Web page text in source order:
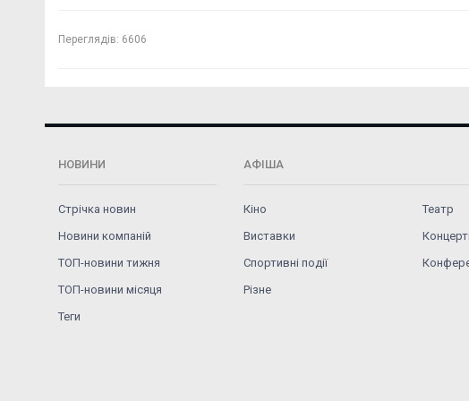
Переглядів: 6606
НОВИНИ
Стрічка новин
Новини компаній
ТОП-новини тижня
ТОП-новини місяця
Теги
АФІША
Кіно
Театр
Виставки
Спортивні події
Різне